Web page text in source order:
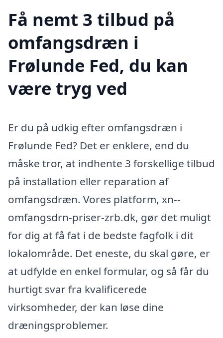
Få nemt 3 tilbud på
omfangsdræn i
Frølunde Fed, du kan
være tryg ved
Er du på udkig efter omfangsdræn i
Frølunde Fed? Det er enklere, end du
måske tror, at indhente 3 forskellige tilbud
på installation eller reparation af
omfangsdræn. Vores platform, xn--
omfangsdrn-priser-zrb.dk, gør det muligt
for dig at få fat i de bedste fagfolk i dit
lokalområde. Det eneste, du skal gøre, er
at udfylde en enkel formular, og så får du
hurtigt svar fra kvalificerede
virksomheder, der kan løse dine
dræningsproblemer.